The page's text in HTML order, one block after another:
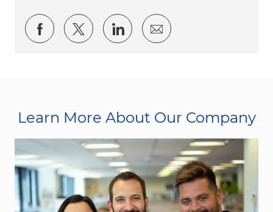
Share via Facebook
Share via twitter
Share via LinkedIn
Share via email
Learn More About Our Company